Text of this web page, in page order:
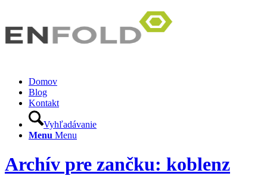
Domov
Blog
Kontakt
Vyhľadávanie
Menu Menu
Archív pre zančku: koblenz